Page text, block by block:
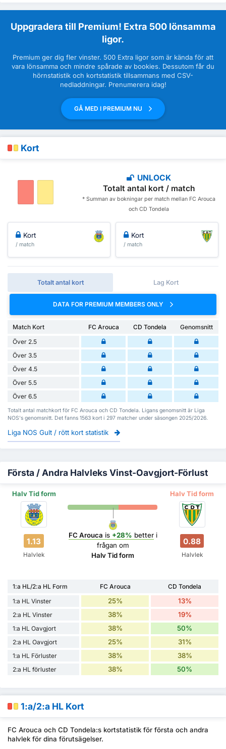
Uppgradera till Premium! Extra 500 lönsamma
ligor.
Premium ger dig fler vinster. 500 Extra ligor som är kända för att
vara lönsamma och mindre spårade av bookies. Dessutom får du
hörnstatistik och kortstatistik tillsammans med CSV-
nedladdningar. Prenumerera idag!
GÅ MED I PREMIUM NU
Kort
UNLOCK
Totalt antal kort / match
* Summan av bokningar per match mellan FC Arouca
och CD Tondela
Kort
/ match
Kort
/ match
Totalt antal kort Lag Kort
DATA FOR PREMIUM MEMBERS ONLY
Match Kort FC Arouca CD Tondela
Genomsnitt
Över 2.5
Över 3.5
Över 4.5
Över 5.5
Över 6.5
Totalt antal matchkort för FC Arouca och CD Tondela. Ligans genomsnitt är Liga
NOS's genomsnitt. Det fanns 1563 kort i 297 matcher under säsongen 2025/2026.
Liga NOS Gult / rött kort statistik
Första / Andra Halvleks Vinst-Oavgjort-Förlust
Halv Tid form Halv Tid form
1.13
Halvlek
FC Arouca is +28% betteri
frågan om
Halv Tid form
0.88
Halvlek
1:a HL/2:a HL Form FC Arouca
CD Tondela
1:a HL Vinster
25% 13%
2:a HL Vinster 38% 19%
1:a HL Oavgjort 38% 50%
2:a HL Oavgjort 25% 31%
1:a HL Förluster 38% 38%
2:a HL förluster 38% 50%
1:a/2:a HL Kort
FC Arouca och CD Tondela:s kortstatistik för första och andra
halvlek för dina förutsägelser.